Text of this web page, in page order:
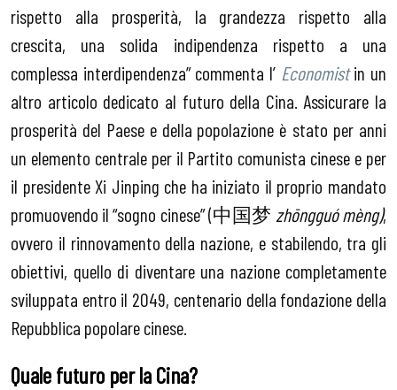
rispetto alla prosperità, la grandezza rispetto alla
crescita, una solida indipendenza rispetto a una
complessa interdipendenza” commenta l’ Economist in un
altro articolo dedicato al futuro della Cina. Assicurare la
prosperità del Paese e della popolazione è stato per anni
un elemento centrale per il Partito comunista cinese e per
il presidente Xi Jinping che ha iniziato il proprio mandato
promuovendo il “sogno cinese” (中国梦 zhōngguó mèng),
ovvero il rinnovamento della nazione, e stabilendo, tra gli
obiettivi, quello di diventare una nazione completamente
sviluppata entro il 2049, centenario della fondazione della
Repubblica popolare cinese.
Quale futuro per la Cina?